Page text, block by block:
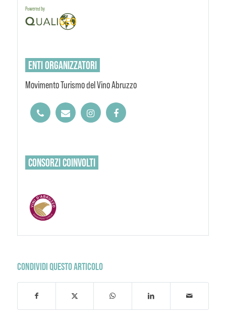
Powered by
ENTIORGANIZZATORI
Movimento Turismo del Vino Abruzzo
CONSORZICOINVOLTI
CONDIVIDI QUESTO ARTICOLO